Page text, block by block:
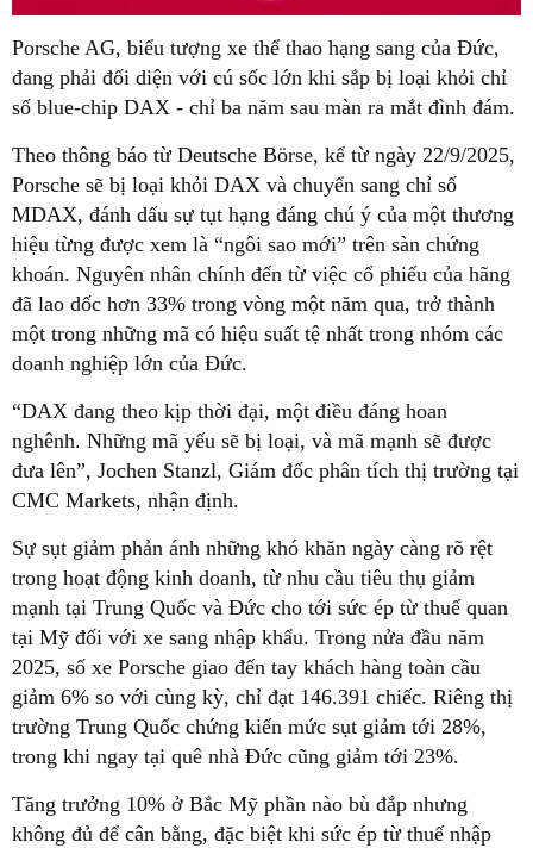
Porsche AG, biểu tượng xe thể thao hạng sang của Đức,
đang phải đối diện với cú sốc lớn khi sắp bị loại khỏi chỉ
số blue-chip DAX - chỉ ba năm sau màn ra mắt đình đám.
Theo thông báo từ Deutsche Börse, kể từ ngày 22/9/2025,
Porsche sẽ bị loại khỏi DAX và chuyển sang chỉ số
MDAX, đánh dấu sự tụt hạng đáng chú ý của một thương
hiệu từng được xem là “ngôi sao mới” trên sàn chứng
khoán. Nguyên nhân chính đến từ việc cổ phiếu của hãng
đã lao dốc hơn 33% trong vòng một năm qua, trở thành
một trong những mã có hiệu suất tệ nhất trong nhóm các
doanh nghiệp lớn của Đức.
“DAX đang theo kịp thời đại, một điều đáng hoan
nghênh. Những mã yếu sẽ bị loại, và mã mạnh sẽ được
đưa lên”, Jochen Stanzl, Giám đốc phân tích thị trường tại
CMC Markets, nhận định.
Sự sụt giảm phản ánh những khó khăn ngày càng rõ rệt
trong hoạt động kinh doanh, từ nhu cầu tiêu thụ giảm
mạnh tại Trung Quốc và Đức cho tới sức ép từ thuế quan
tại Mỹ đối với xe sang nhập khẩu. Trong nửa đầu năm
2025, số xe Porsche giao đến tay khách hàng toàn cầu
giảm 6% so với cùng kỳ, chỉ đạt 146.391 chiếc. Riêng thị
trường Trung Quốc chứng kiến mức sụt giảm tới 28%,
trong khi ngay tại quê nhà Đức cũng giảm tới 23%.
Tăng trưởng 10% ở Bắc Mỹ phần nào bù đắp nhưng
không đủ để cân bằng, đặc biệt khi sức ép từ thuế nhập